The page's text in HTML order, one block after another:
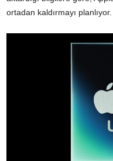
ortadan kaldırmayı planlıyor.